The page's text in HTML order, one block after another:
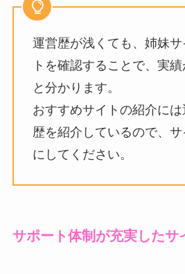
運営歴が浅くても、姉妹
トを確認することで、実
と分かります。
おすすめサイトの紹介に
歴を紹介しているので、
にしてください。
サポート体制が充実したサ